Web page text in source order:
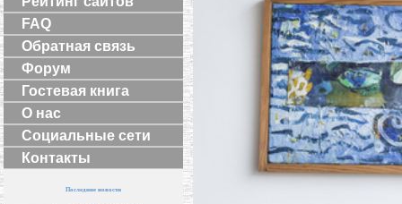
FAQ
Обратная связь
Форум
Гостевая книга
О нас
Социальные сети
Контакты
Последние новости